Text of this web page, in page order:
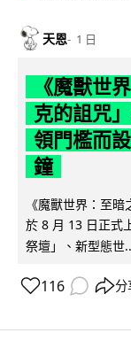
天恩 1 日
《魔獸世
克的詛咒
領門檻而
鐘
《魔獸世界：至
於 8 月 13 日正式
祭壇」、新型態世
116 分